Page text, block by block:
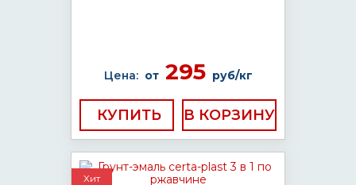
Цена: от295 руб/кг
КУПИТЬ
Хит